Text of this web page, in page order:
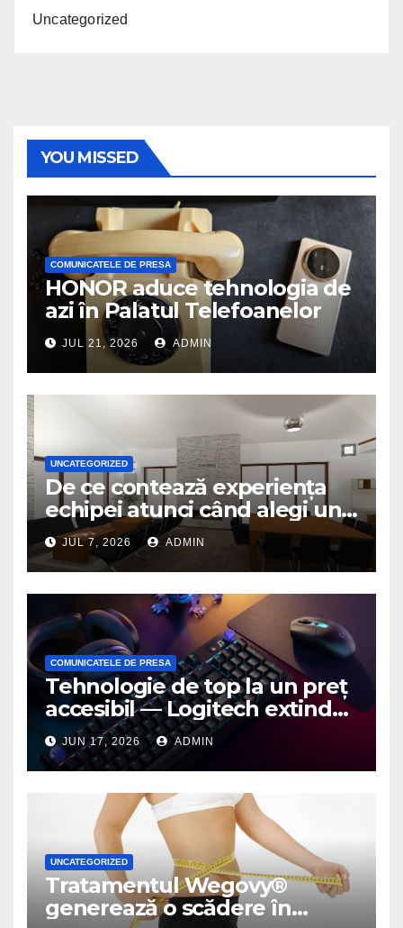
Uncategorized
YOU MISSED
COMUNICATELE DE PRESA
HONOR aduce tehnologia de
azi în Palatul Telefoanelor
JUL 21, 2026 ADMIN
UNCATEGORIZED
De ce contează experiența
echipei atunci când alegi un
birou de arhitectură
JUL 7, 2026 ADMIN
COMUNICATELE DE PRESA
Tehnologie de top la un preț
accesibil — Logitech extinde
seria G3 cu un nou mouse și
o nouă tastatură pentru
gaming pe PC
JUN 17, 2026 ADMIN
UNCATEGORIZED
Tratamentul Wegovy®
generează o scădere în